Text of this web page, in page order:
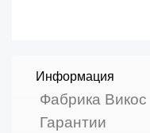
Информация
Фабрика Викос
Гарантии